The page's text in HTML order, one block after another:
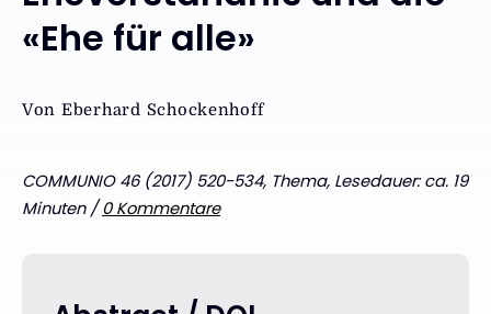
«Ehe für alle»
Von Eberhard Schockenhoff
COMMUNIO 46 (2017) 520-534, Thema, Lesedauer: ca. 19
Minuten / 0 Kommentare